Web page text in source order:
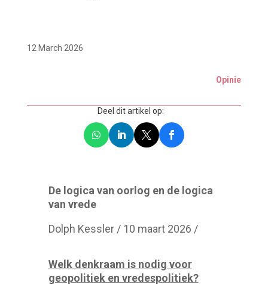
12 March 2026
Opinie
Deel dit artikel op:
De logica van oorlog en de logica
van vrede
Dolph Kessler / 10 maart 2026 /
Welk denkraam is nodig voor
geopolitiek en vredespolitiek?